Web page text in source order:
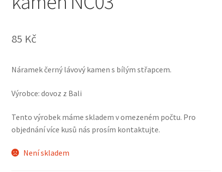
85 Kč
Náramek černý lávový kamen s bílým střapcem.
Výrobce: dovoz z Bali
Tento výrobek máme skladem v omezeném počtu. Pro
objednání více kusů nás prosím kontaktujte.
Není skladem